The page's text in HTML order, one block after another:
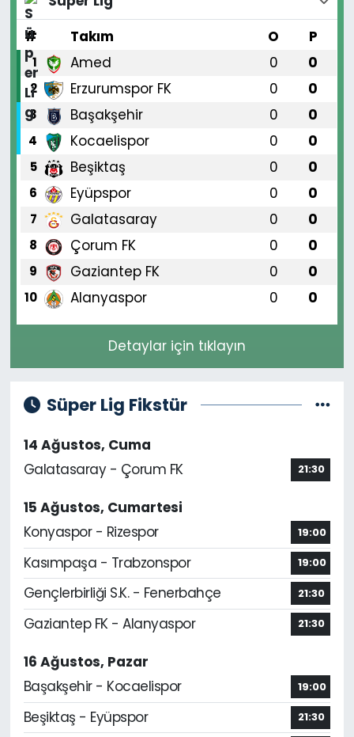
#
Takım O P
1 Amed 0 0
2 Erzurumspor FK 0 0
3 Başakşehir 0 0
4 Kocaelispor 0 0
5 Beşiktaş 0 0
6 Eyüpspor 0 0
7 Galatasaray 0 0
8 Çorum FK 0 0
9 Gaziantep FK 0 0
10 Alanyaspor 0 0
Detaylar için tıklayın
Süper Lig Fikstür
14 Ağustos, Cuma
Galatasaray - Çorum FK
21:30
15 Ağustos, Cumartesi
Konyaspor - Rizespor
19:00
Kasımpaşa - Trabzonspor 19:00
Gençlerbirliği S.K. - Fenerbahçe 21:30
Gaziantep FK - Alanyaspor 21:30
16 Ağustos, Pazar
Başakşehir - Kocaelispor
19:00
Beşiktaş - Eyüpspor 21:30